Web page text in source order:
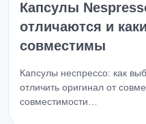
Капсулы
отличаются и
совместимы
Капсулы неспрессо: как
отличить оригинал от
совместимости…